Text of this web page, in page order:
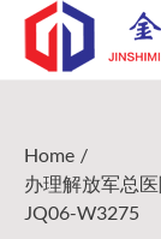
Skip
content
Home
办理解放军总
JQ06-W3275